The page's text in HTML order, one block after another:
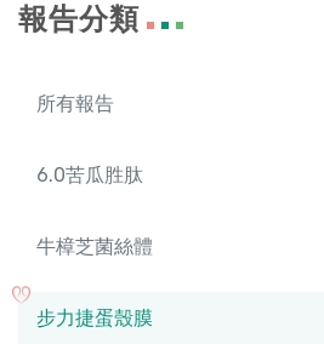
報告分類
所有報告
6.0苦瓜胜肽
牛樟芝菌絲體
步力捷蛋殼膜